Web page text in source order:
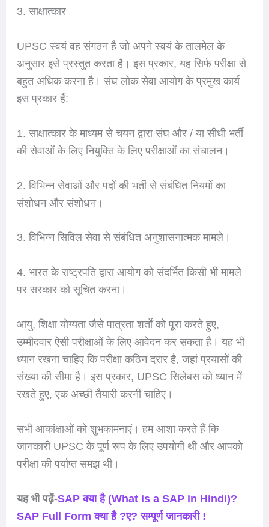
3. साक्षात्कार
UPSC स्वयं वह संगठन है जो अपने स्वयं के तालमेल के
अनुसार इसे प्रस्तुत करता है। इस प्रकार, यह सिर्फ परीक्षा से
बहुत अधिक करना है। संघ लोक सेवा आयोग के प्रमुख कार्य
इस प्रकार हैं:
1. साक्षात्कार के माध्यम से चयन द्वारा संघ और / या सीधी भर्ती
की सेवाओं के लिए नियुक्ति के लिए परीक्षाओं का संचालन।
2. विभिन्न सेवाओं और पदों की भर्ती से संबंधित नियमों का
संशोधन और संशोधन।
3. विभिन्न सिविल सेवा से संबंधित अनुशासनात्मक मामले।
4. भारत के राष्ट्रपति द्वारा आयोग को संदर्भित किसी भी मामले
पर सरकार को सूचित करना।
आयु, शिक्षा योग्यता जैसे पात्रता शर्तों को पूरा करते हुए,
उम्मीदवार ऐसी परीक्षाओं के लिए आवेदन कर सकता है। यह भी
ध्यान रखना चाहिए कि परीक्षा कठिन दरार है, जहां प्रयासों की
संख्या की सीमा है। इस प्रकार, UPSC सिलेबस को ध्यान में
रखते हुए, एक अच्छी तैयारी करनी चाहिए।
सभी आकांक्षाओं को शुभकामनाएं। हम आशा करते हैं कि
जानकारी UPSC के पूर्ण रूप के लिए उपयोगी थी और आपको
परीक्षा की पर्याप्त समझ थी।
यह भी पढ़ें-SAP क्या है (What is a SAP in Hindi)?
SAP Full Form क्या है ?ए? सम्पूर्ण जानकारी !